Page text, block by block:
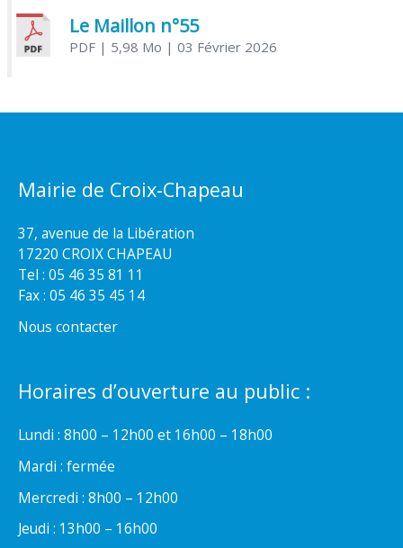
Le Maillon n°55
PDF| 5,98 Mo | 03 Février 2026
Mairie de Croix-Chapeau
37, avenue de la Libération
17220 CROIX CHAPEAU
Tel : 05 46 35 81 11
Fax : 05 46 35 45 14
Nous contacter
Horaires d’ouverture au public :
Lundi : 8h00 – 12h00 et 16h00 – 18h00
Mardi : fermée
Mercredi : 8h00 – 12h00
Jeudi : 13h00 – 16h00